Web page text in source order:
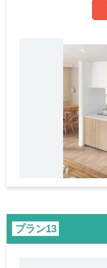
プラン